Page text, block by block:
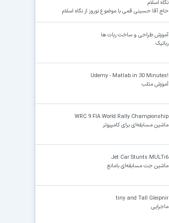
نگاه اسلام
حاج آقا حسینی قمی با موضوع نوروز از نگاه اسلام
آموزش طراحی و ساخت ربات ها
رباتیک
!Udemy - Matlab in 30 Minutes
آموزش متلب
WRC 9 FIA World Rally Championship
ماشین مسابقه‌ای برای کامپیوتر
Jet Car Stunts MULTi6
ماشین جت مسابقه‌ای بامانع
tiny and Tall Gleipnir
ماجرایی